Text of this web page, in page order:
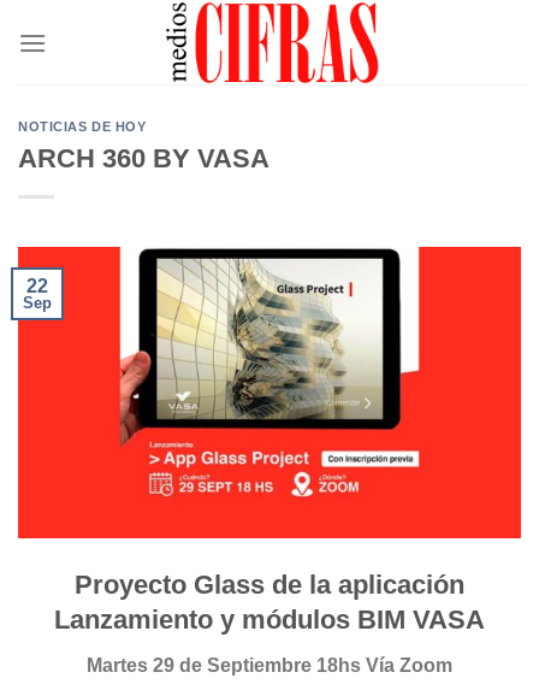
NOTICIAS DE HOY
ARCH 360 BY VASA
22
Sep
Proyecto Glass de la aplicación
Lanzamiento y módulos BIM VASA
Martes 29 de Septiembre 18hs Vía Zoom